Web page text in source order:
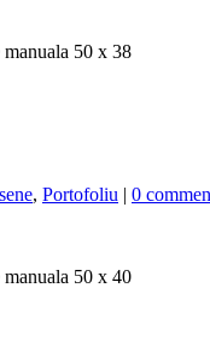
50 x 38
, Portofoliu 0
50 x 40